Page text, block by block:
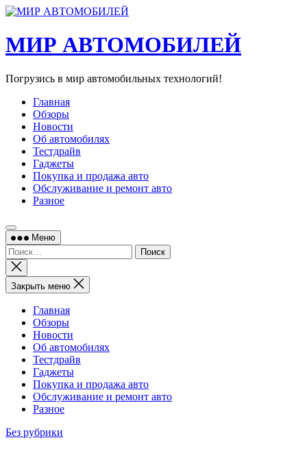
Перейти
содержимому
МИР АВТОМОБИЛЕЙ
Погрузись в мир автомобильных технологий!
Главная
Обзоры
Новости
Об автомобилях
Тестдрайв
Гаджеты
Покупка и продажа авто
Обслуживание и ремонт авто
Разное
Меню
Найти:
Закрыть
поиск
Закрыть меню
Главная
Обзоры
Новости
Об автомобилях
Тестдрайв
Гаджеты
Покупка и продажа авто
Обслуживание и ремонт авто
Разное
Без рубрики